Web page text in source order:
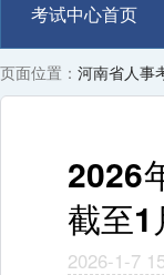
考试中心首页
页面位置： 河南省人事
2026
截至
2026-1-7